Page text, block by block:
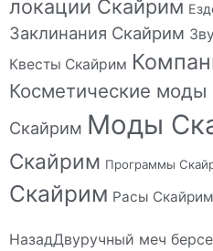
локации Скайрим
Заклинания Скайрим
Квесты Скайрим
Косметические
Скайрим Моды
Скайрим Программы
Скайрим Расы Скайрим
НазадДвуручный меч